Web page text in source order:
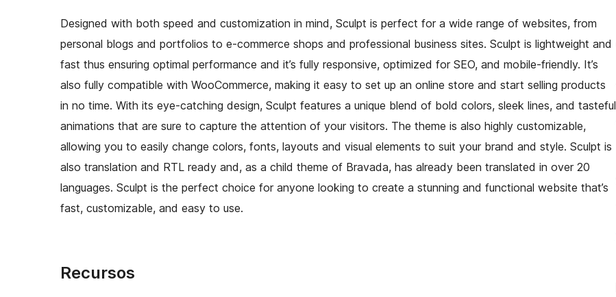
Designed with both speed and customization in mind, Sculpt is perfect for a wide range of websites, from
personal blogs and portfolios to e-commerce shops and professional business sites. Sculpt is lightweight and
fast thus ensuring optimal performance and it’s fully responsive, optimized for SEO, and mobile-friendly. It’s
also fully compatible with WooCommerce, making it easy to set up an online store and start selling products
in no time. With its eye-catching design, Sculpt features a unique blend of bold colors, sleek lines, and tasteful
animations that are sure to capture the attention of your visitors. The theme is also highly customizable,
allowing you to easily change colors, fonts, layouts and visual elements to suit your brand and style. Sculpt is
also translation and RTL ready and, as a child theme of Bravada, has already been translated in over 20
languages. Sculpt is the perfect choice for anyone looking to create a stunning and functional website that’s
fast, customizable, and easy to use.
Recursos